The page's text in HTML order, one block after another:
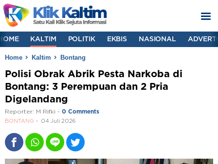
KALTIM POLITIK EKBIS NASIONAL
Home Kaltim Bontang
Polisi Obrak Abrik Pesta Narkoba di
Bontang: 3 Perempuan dan 2 Pria
Digelandang
Reporter: M Rifki - 0 Comments
BONTANG 04 Juli 2026